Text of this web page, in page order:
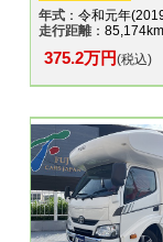
年式 ：令和元年
走行距離：85,174km
375.2万円(税込)